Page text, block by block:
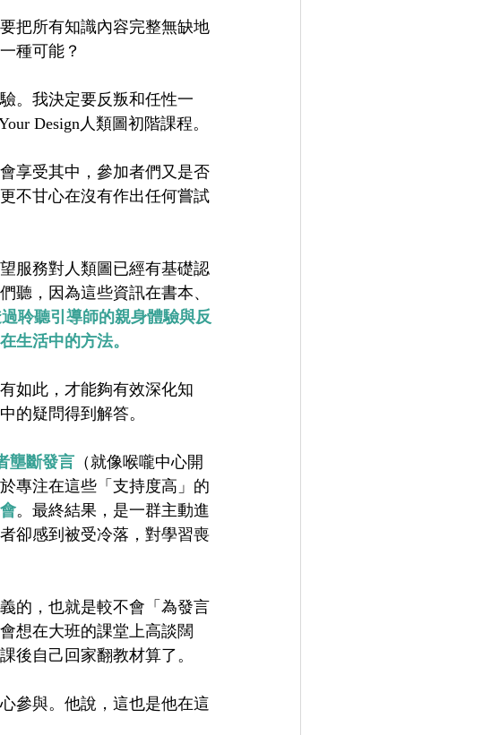
把所有知識內容完整無缺地
種可能？
。我決定要反叛和任性一
Design人類圖初階課程。
享受其中，參加者們又是否
不甘心在沒有作出任何嘗試
服務對人類圖已經有基礎認
聽，因為這些資訊在書本、
聆聽引導師的親身體驗與反
生活中的方法。
如此，才能夠有效深化知
的疑問得到解答。
壟斷發言 （就像喉嚨中心開
專注在這些「支持度高」的
。最終結果，是一群主動進
卻感到被受冷落，對學習喪
的，也就是較不會「為發言
想在大班的課堂上高談闊
後自己回家翻教材算了。
參與。他說，這也是他在這